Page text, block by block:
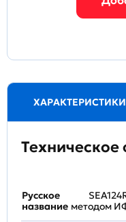
ХАРАКТЕРИСТИКИ
Техническое
Русское
название методом